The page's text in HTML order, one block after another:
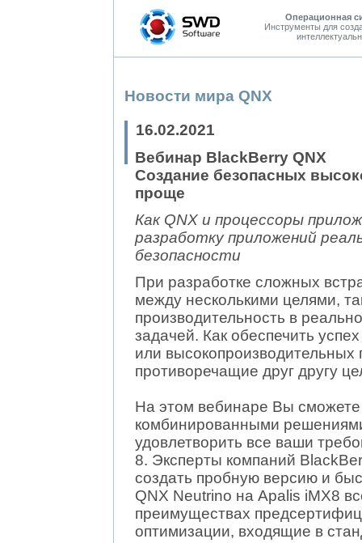
Операционная
Инструменты для
Новости мира QNX
16.02.2021
Вебинар BlackBerry QNX
Создание безопасных
проще
Как QNX и процессоры
разработку приложений
безопасности
При разработке сложных
между несколькими целями,
производительность в
задачей. Как обеспечить
или высокопроизводительных
противоречащие друг другу
На этом вебинаре Вы
комбинированными
удовлетворить все ваши
8. Эксперты компаний
создать пробную версию и
QNX Neutrino на Apalis iMX8
преимуществах
оптимизации, входящие в